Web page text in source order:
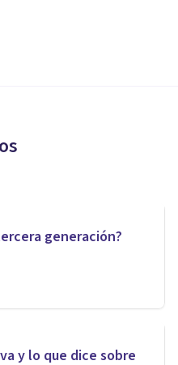
generación?
y lo que dice sobre
del
Racional